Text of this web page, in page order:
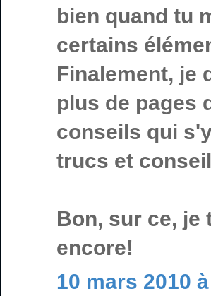
bien quand tu
certains
Finalement, je
plus de pages
conseils qui
trucs et
Bon, sur ce, je
encore!
10 mars 2010